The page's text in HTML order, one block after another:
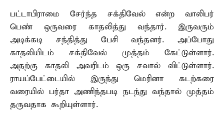
பட்டாபிராமை சேர்ந்த சக்திவேல் என்ற வாலிபர்
பெண் ஒருவரை காதலித்து வந்தார். இருவரும்
அடிக்கடி சந்தித்து பேசி வந்தனர். அப்போது
காதலியிடம் சக்திவேல் முத்தம் கேட்டுள்ளார்.
அதற்கு காதலி அவரிடம் ஒரு சவால் விட்டுள்ளார்.
ராயப்பேட்டையில் இருந்து மெரினா கடற்கரை
வரையில் பர்தா அணிந்தபடி நடந்து வந்தால் முத்தம்
தருவதாக கூறியுள்ளார்.